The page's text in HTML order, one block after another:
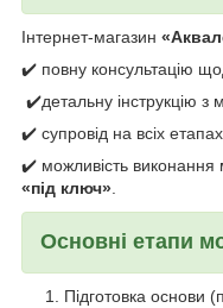
Інтернет-магазин
✔️ повну консультацію
✔️детальну інструкцію з
✔️ супровід на всіх
✔️ можливість виконання
«під ключ»
Основні етапи
Підготовка основи